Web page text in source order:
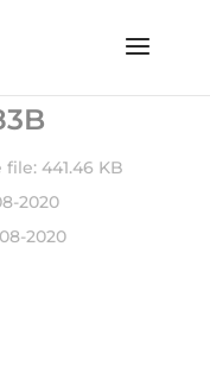
441.46 KB
2020
2020